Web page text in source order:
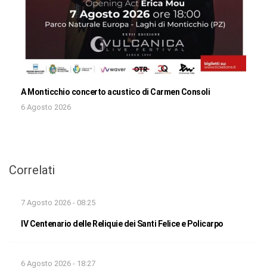
A Monticchio concerto acustico di Carmen Consoli
6 Agosto 2026
Correlati
7 Agosto 2026 - 08:25
IV Centenario delle Reliquie dei Santi Felice e Policarpo
6 Agosto 2026 - 18:27